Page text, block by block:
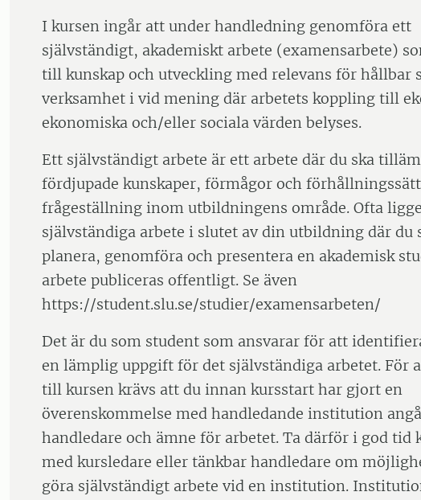
I kursen ingår att under handledning genomföra ett
självständigt, akademiskt arbete (examensarbete)
till kunskap och utveckling med relevans för hållbar
verksamhet i vid mening där arbetets koppling till
ekonomiska och/eller sociala värden belyses.
Ett självständigt arbete är ett arbete där du ska
fördjupade kunskaper, förmågor och
frågeställning inom utbildningens område. Ofta
självständiga arbete i slutet av din utbildning där du
planera, genomföra och presentera en akademisk
arbete publiceras offentligt. Se även
https://student.slu.se/studier/examensarbeten/
Det är du som student som ansvarar för att
en lämplig uppgift för det självständiga arbetet. För
till kursen krävs att du innan kursstart har gjort en
överenskommelse med handledande institution
handledare och ämne för arbetet. Ta därför i god tid
med kursledare eller tänkbar handledare om
göra självständigt arbete vid en institution.